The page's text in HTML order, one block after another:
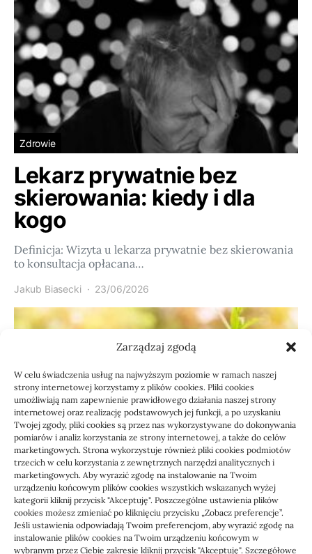
Zarządzaj zgodą
W celu świadczenia usług na najwyższym poziomie w ramach naszej
strony internetowej korzystamy z plików cookies. Pliki cookies
umożliwiają nam zapewnienie prawidłowego działania naszej strony
internetowej oraz realizację podstawowych jej funkcji, a po uzyskaniu
Twojej zgody, pliki cookies są przez nas wykorzystywane do dokonywania
pomiarów i analiz korzystania ze strony internetowej, a także do celów
marketingowych. Strona wykorzystuje również pliki cookies podmiotów
trzecich w celu korzystania z zewnętrznych narzędzi analitycznych i
marketingowych. Aby wyrazić zgodę na instalowanie na Twoim
urządzeniu końcowym plików cookies wszystkich wskazanych wyżej
kategorii kliknij przycisk "Akceptuję". Poszczególne ustawienia plików
cookies możesz zmieniać po kliknięciu przycisku „Zobacz preferencje”.
Jeśli ustawienia odpowiadają Twoim preferencjom, aby wyrazić zgodę na
instalowanie plików cookies na Twoim urządzeniu końcowym w
wybranym przez Ciebie zakresie kliknij przycisk "Akceptuję". Szczegółowe
Zdrowie
Lekarz prywatnie bez
skierowania: kiedy i dla
kogo
Definicja: Wizyta u lekarza prywatnie bez skierowania
to konsultacja opłacana…
Jakub Biasecki 23/06/2026
Usługi
Jak sprawdzić przejęcie
zaległości przez biuro
Definicja: Weryfikacja, czy nowe biuro rachunkowe
przejmie zaległości w dokumentach,…